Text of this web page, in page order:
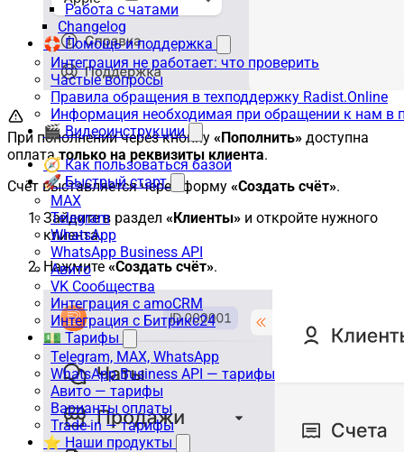
Работа с чатами
Changelog
🛟 Помощь и поддержка
Интеграция не работает: что проверить
Частые вопросы
Правила обращения в техподдержку Radist.Online
Информация необходимая при обращении к нам в
🎬 Видеоинструкции
🧭 Как пользоваться базой
🚀 Быстрый старт
MAX
Telegram
WhatsApp
WhatsApp Business API
Авито
VK Сообщества
Интеграция с amoCRM
Интеграция с Битрикс24
💵 Тарифы
Telegram, MAX, WhatsApp
WhatsApp Business API — тарифы
Авито — тарифы
Варианты оплаты
Trade-in — тарифы
⭐ Наши продукты
При пополнении через кнопку «Пополнить» доступна
оплататолько на реквизиты клиента.
Счёт выставляется через форму «Создать счёт».
Зайдите в раздел «Клиенты» и откройте нужного
клиента.
Нажмите «Создать счёт».